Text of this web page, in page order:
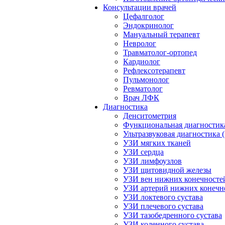
Консультации врачей
Цефалголог
Эндокринолог
Мануальный терапевт
Невролог
Травматолог-ортопед
Кардиолог
Рефлексотерапевт
Пульмонолог
Ревматолог
Врач ЛФК
Диагностика
Денситометрия
Функциональная
Ультразвуковая
УЗИ мягких тканей
УЗИ сердца
УЗИ лимфоузлов
УЗИ щитовидной железы
УЗИ вен нижних
УЗИ артерий нижних
УЗИ локтевого сустава
УЗИ плечевого сустава
УЗИ тазобедренного сустава